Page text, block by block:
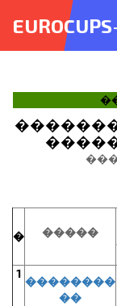
EUROCUPS
� �����
1
��������
��